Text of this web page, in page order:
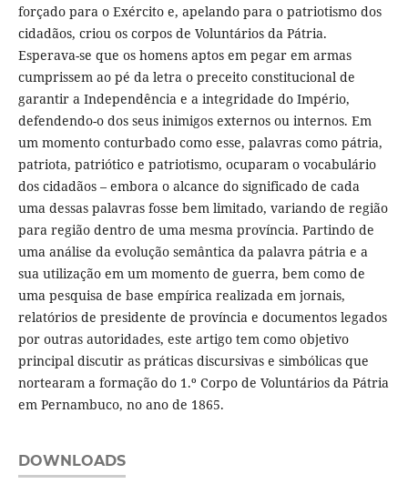
forçado para o Exército e, apelando para o patriotismo dos
cidadãos, criou os corpos de Voluntários da Pátria.
Esperava-se que os homens aptos em pegar em armas
cumprissem ao pé da letra o preceito constitucional de
garantir a Independência e a integridade do Império,
defendendo-o dos seus inimigos externos ou internos. Em
um momento conturbado como esse, palavras como pátria,
patriota, patriótico e patriotismo, ocuparam o vocabulário
dos cidadãos – embora o alcance do significado de cada
uma dessas palavras fosse bem limitado, variando de região
para região dentro de uma mesma província. Partindo de
uma análise da evolução semântica da palavra pátria e a
sua utilização em um momento de guerra, bem como de
uma pesquisa de base empírica realizada em jornais,
relatórios de presidente de província e documentos legados
por outras autoridades, este artigo tem como objetivo
principal discutir as práticas discursivas e simbólicas que
nortearam a formação do 1.º Corpo de Voluntários da Pátria
em Pernambuco, no ano de 1865.
DOWNLOADS